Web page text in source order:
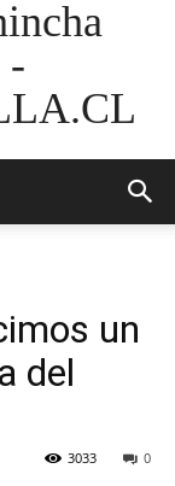
-
un
del
0
3033